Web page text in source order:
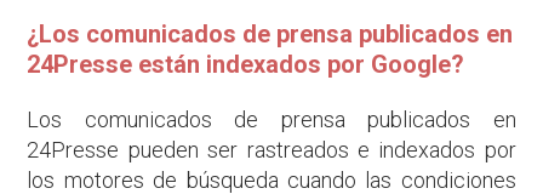
¿Los comunicados de prensa publicados en
24Presse están indexados por Google?
Los comunicados de prensa publicados en
24Presse pueden ser rastreados e indexados por
los motores de búsqueda cuando las condiciones